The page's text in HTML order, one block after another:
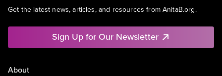
Get the latest news, articles, and resources from AnitaB.org.
Sign Up for Our Newsletter
About